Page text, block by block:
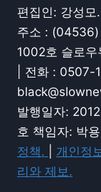
편집인: 강성
주소 : (04536)
1002호 슬로
| 전화 :
발행일자:
호 책임자: 박
정책.
개인정
리와 제보.